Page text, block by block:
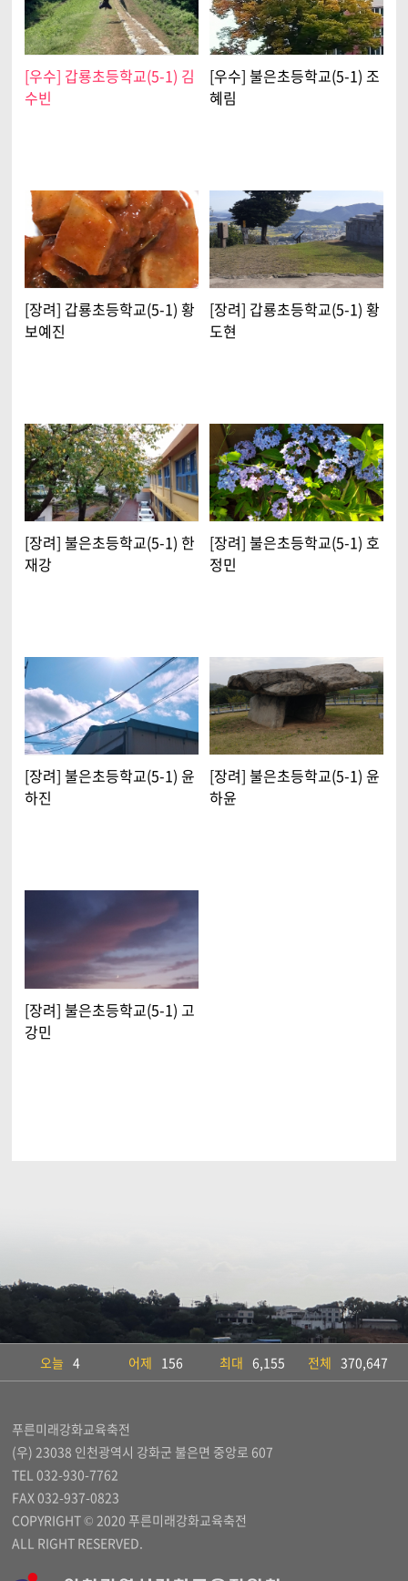
[우수] 갑룡초등학교(5-1) 김
수빈
[우수] 불은초등학교(5-1) 조
혜림
[장려] 갑룡초등학교(5-1) 황
보예진
[장려] 갑룡초등학교(5-1) 황
도현
[장려] 불은초등학교(5-1) 한
재강
[장려] 불은초등학교(5-1) 호
정민
[장려] 불은초등학교(5-1) 윤
하진
[장려] 불은초등학교(5-1) 윤
하윤
[장려] 불은초등학교(5-1) 고
강민
오늘 4 어제 156 최대 6,155 전체 370,647
푸른미래강화교육축전
(우) 23038 인천광역시 강화군 불은면 중앙로 607
TEL 032-930-7762
FAX 032-937-0823
COPYRIGHT © 2020 푸른미래강화교육축전
ALL RIGHT RESERVED.